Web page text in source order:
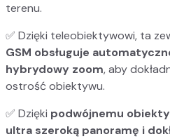
terenu.
✅ Dzięki teleobiektywowi, ta
GSM obsługuje
hybrydowy zoom, aby
ostrość obiektywu.
✅ Dzięki podwójnemu
ultra szeroką panoramę i